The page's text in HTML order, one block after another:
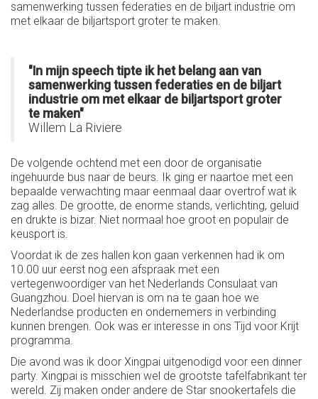
samenwerking tussen federaties en de biljart industrie om
met elkaar de biljartsport groter te maken.
"In mijn speech tipte ik het belang aan van
samenwerking tussen federaties en de biljart
industrie om met elkaar de biljartsport groter
te maken"
Willem La Riviere
De volgende ochtend met een door de organisatie
ingehuurde bus naar de beurs. Ik ging er naartoe met een
bepaalde verwachting maar eenmaal daar overtrof wat ik
zag alles. De grootte, de enorme stands, verlichting, geluid
en drukte is bizar. Niet normaal hoe groot en populair de
keusport is.
Voordat ik de zes hallen kon gaan verkennen had ik om
10.00 uur eerst nog een afspraak met een
vertegenwoordiger van het Nederlands Consulaat van
Guangzhou. Doel hiervan is om na te gaan hoe we
Nederlandse producten en ondernemers in verbinding
kunnen brengen. Ook was er interesse in ons Tijd voor Krijt
programma.
Die avond was ik door Xingpai uitgenodigd voor een dinner
party. Xingpai is misschien wel de grootste tafelfabrikant ter
wereld. Zij maken onder andere de Star snookertafels die